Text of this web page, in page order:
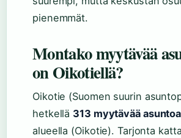
pienemmät.
Montako myytävää
on Oikotiellä?
Oikotie (Suomen suurin
hetkellä 313 myytävää asuntoa
alueella (Oikotie). Tarjonta